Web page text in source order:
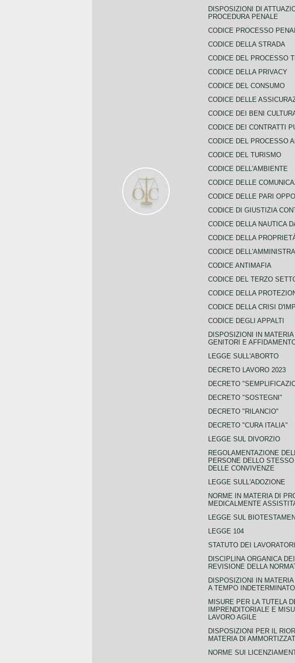
DISPOSIZIONI DI
PROCEDURA PENALE
CODICE PROCESSO
CODICE DELLA STRADA
CODICE DEL PROCESSO
CODICE DELLA PRIVACY
CODICE DEL CONSUMO
CODICE DELLE
CODICE DEI BENI
CODICE DEI CONTRATTI
CODICE DEL PROCESSO
CODICE DEL TURISMO
CODICE DELL'AMBIENTE
CODICE DELLE
CODICE DELLE PARI
CODICE DI GIUSTIZIA
CODICE DELLA NAUTICA
CODICE DELLA
CODICE
CODICE ANTIMAFIA
CODICE DEL TERZO
CODICE DELLA
CODICE DELLA CRISI
CODICE DEGLI APPALTI
DISPOSIZIONI IN
GENITORI E
LEGGE SULL'ABORTO
DECRETO LAVORO 2023
DECRETO
DECRETO "SOSTEGNI"
DECRETO "RILANCIO"
DECRETO "CURA ITALIA"
LEGGE SUL DIVORZIO
REGOLAMENTAZIONE
PERSONE DELLO
DELLE CONVIVENZE
LEGGE SULL'ADOZIONE
NORME IN MATERIA DI
MEDICALMENTE
LEGGE SUL
LEGGE 104
STATUTO DEI LAVORATORI
DISCIPLINA ORGANICA
REVISIONE DELLA
DISPOSIZIONI IN
A TEMPO
MISURE PER LA TUTELA
IMPRENDITORIALE E
LAVORO AGILE
DISPOSIZIONI PER IL
MATERIA DI
NORME SUI